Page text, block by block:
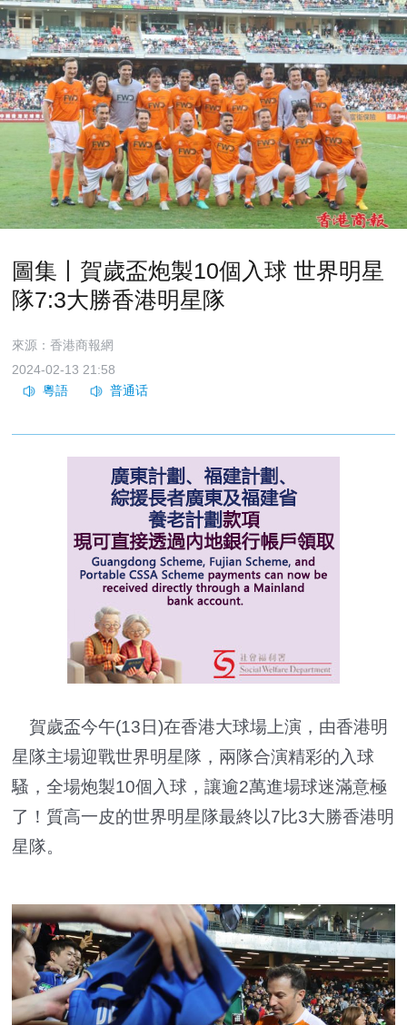
圖集丨賀歲盃炮製10個入球 世界明星
隊7:3大勝香港明星隊
來源：香港商報網
2024-02-13 21:58
賀歲盃今午(13日)在香港大球場上演，由香港明
星隊主場迎戰世界明星隊，兩隊合演精彩的入球
騷，全場炮製10個入球，讓逾2萬進場球迷滿意極
了！質高一皮的世界明星隊最終以7比3大勝香港明
星隊。